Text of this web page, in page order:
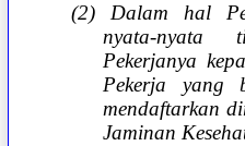
(2) Dalam hal
nyata-nyata
Pekerjanya
Pekerja yang
mendaftarkan
Jaminan